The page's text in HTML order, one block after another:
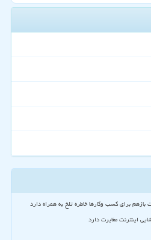
برای کسب وکارها خاطره تلخ به همراه دارد
اینترنت مغایرت دارد